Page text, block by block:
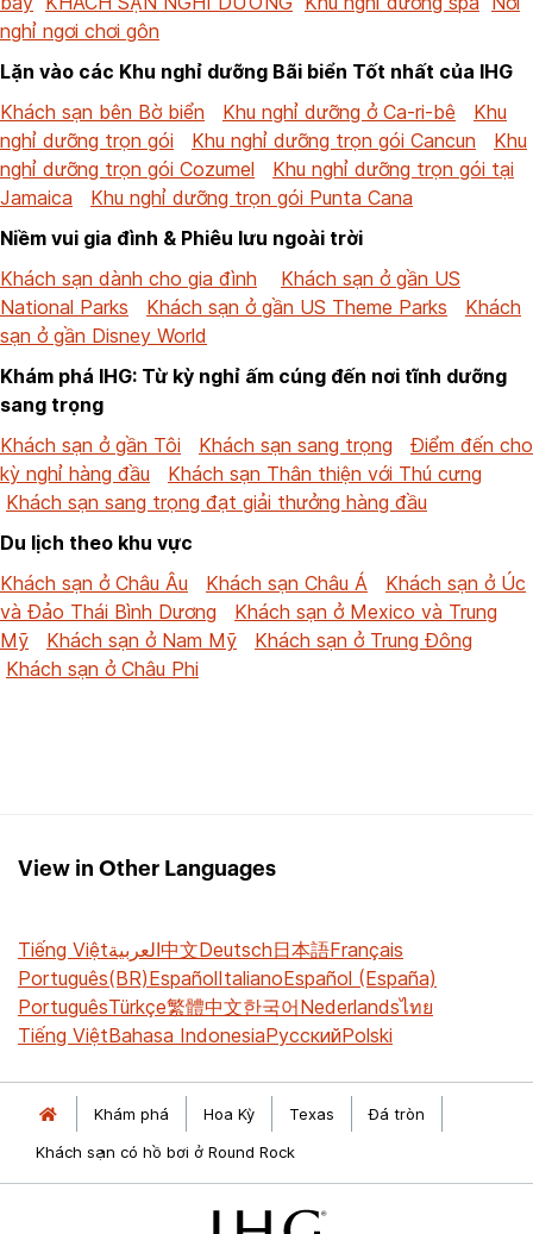
nghỉ ngơi chơi gôn
Lặn vào các Khu nghỉ dưỡng Bãi biển Tốt nhất của IHG
Khách sạn bên Bờ biển
Khu nghỉ dưỡng ở Ca-ri-bê
Khu
nghỉ dưỡng trọn gói
Khu nghỉ dưỡng trọn gói Cancun
Khu
nghỉ dưỡng trọn gói Cozumel
Khu nghỉ dưỡng trọn gói tại
Jamaica
Khu nghỉ dưỡng trọn gói Punta Cana
Niềm vui gia đình & Phiêu lưu ngoài trời
Khách sạn dành cho gia đình
Khách sạn ở gần US
National Parks
Khách sạn ở gần US Theme Parks
Khách
sạn ở gần Disney World
Khám phá IHG: Từ kỳ nghỉ ấm cúng đến nơi tĩnh dưỡng
sang trọng
Khách sạn ở gần Tôi
Khách sạn sang trọng
Điểm đến cho
kỳ nghỉ hàng đầu
Khách sạn Thân thiện với Thú cưng
Khách sạn sang trọng đạt giải thưởng hàng đầu
Du lịch theo khu vực
Khách sạn ở Châu Âu
Khách sạn Châu Á
Khách sạn ở Úc
và Đảo Thái Bình Dương
Khách sạn ở Mexico và Trung
Mỹ
Khách sạn ở Nam Mỹ
Khách sạn ở Trung Đông
Khách sạn ở Châu Phi
View in Other Languages
Tiếng Việtالعربية中文Deutsch日本語Français
Português(BR)EspañolItalianoEspañol (España)
PortuguêsTürkçe繁體中文한국어Nederlandsไทย
Tiếng ViệtBahasa IndonesiaРусскийPolski
Khám phá Hoa Kỳ Texas
Đá tròn
Khách sạn có hồ bơi ở Round Rock